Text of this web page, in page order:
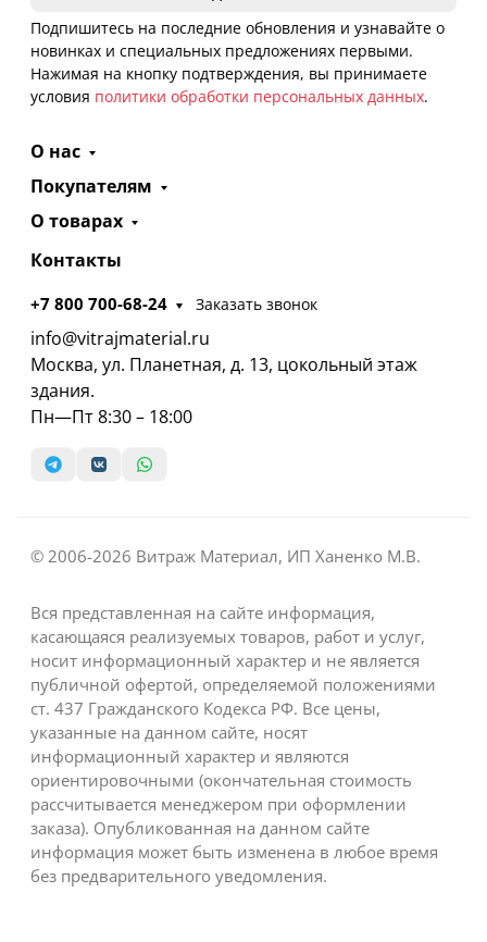
Подпишитесь на последние обновления и узнавайте о
новинках и специальных предложениях первыми.
Нажимая на кнопку подтверждения, вы принимаете
условия политики обработки персональных данных.
О нас
Покупателям
О товарах
Контакты
+7 800 700-68-24 Заказать звонок
info@vitrajmaterial.ru
Москва, ул. Планетная, д. 13, цокольный этаж
здания.
Пн—Пт 8:30 – 18:00
© 2006-2026 Витраж Материал, ИП Ханенко М.В.
Вся представленная на сайте информация,
касающаяся реализуемых товаров, работ и услуг,
носит информационный характер и не является
публичной офертой, определяемой положениями
ст. 437 Гражданского Кодекса РФ. Все цены,
указанные на данном сайте, носят
информационный характер и являются
ориентировочными (окончательная стоимость
рассчитывается менеджером при оформлении
заказа). Опубликованная на данном сайте
информация может быть изменена в любое время
без предварительного уведомления.